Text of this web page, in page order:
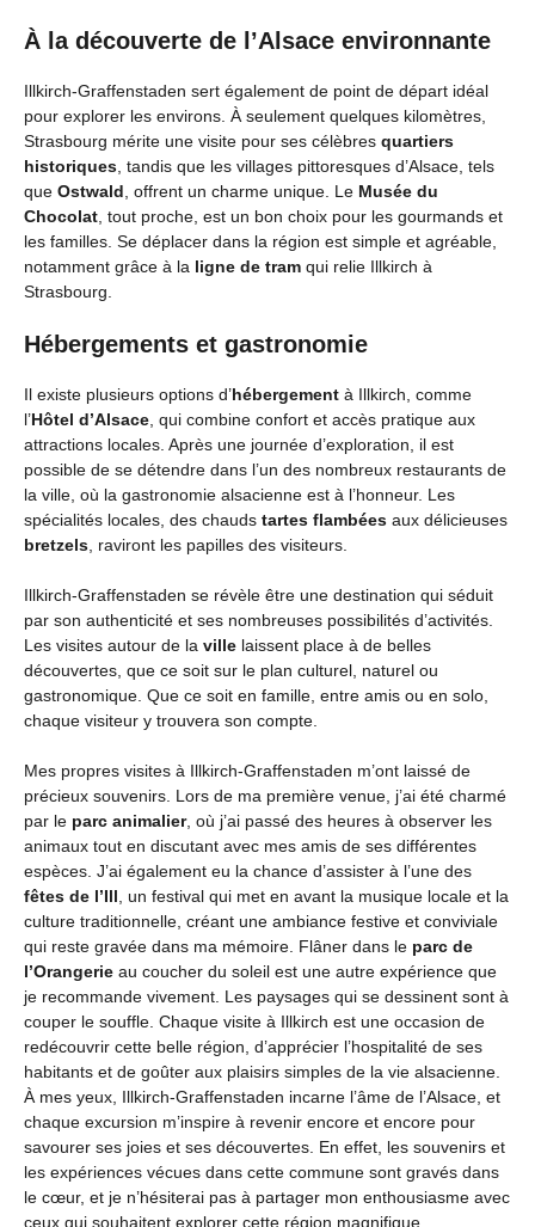
À la découverte de l’Alsace environnante
Illkirch-Graffenstaden sert également de point de départ idéal
pour explorer les environs. À seulement quelques kilomètres,
Strasbourg mérite une visite pour ses célèbres quartiers
historiques, tandis que les villages pittoresques d’Alsace, tels
que Ostwald, offrent un charme unique. Le Musée du
Chocolat, tout proche, est un bon choix pour les gourmands et
les familles. Se déplacer dans la région est simple et agréable,
notamment grâce à la ligne de tram qui relie Illkirch à
Strasbourg.
Hébergements et gastronomie
Il existe plusieurs options d’hébergement à Illkirch, comme
l’Hôtel d’Alsace, qui combine confort et accès pratique aux
attractions locales. Après une journée d’exploration, il est
possible de se détendre dans l’un des nombreux restaurants de
la ville, où la gastronomie alsacienne est à l’honneur. Les
spécialités locales, des chauds tartes flambées aux délicieuses
bretzels, raviront les papilles des visiteurs.
Illkirch-Graffenstaden se révèle être une destination qui séduit
par son authenticité et ses nombreuses possibilités d’activités.
Les visites autour de la ville laissent place à de belles
découvertes, que ce soit sur le plan culturel, naturel ou
gastronomique. Que ce soit en famille, entre amis ou en solo,
chaque visiteur y trouvera son compte.
Mes propres visites à Illkirch-Graffenstaden m’ont laissé de
précieux souvenirs. Lors de ma première venue, j’ai été charmé
par le parc animalier, où j’ai passé des heures à observer les
animaux tout en discutant avec mes amis de ses différentes
espèces. J’ai également eu la chance d’assister à l’une des
fêtes de l’Ill, un festival qui met en avant la musique locale et la
culture traditionnelle, créant une ambiance festive et conviviale
qui reste gravée dans ma mémoire. Flâner dans le parc de
l’Orangerie au coucher du soleil est une autre expérience que
je recommande vivement. Les paysages qui se dessinent sont à
couper le souffle. Chaque visite à Illkirch est une occasion de
redécouvrir cette belle région, d’apprécier l’hospitalité de ses
habitants et de goûter aux plaisirs simples de la vie alsacienne.
À mes yeux, Illkirch-Graffenstaden incarne l’âme de l’Alsace, et
chaque excursion m’inspire à revenir encore et encore pour
savourer ses joies et ses découvertes. En effet, les souvenirs et
les expériences vécues dans cette commune sont gravés dans
le cœur, et je n’hésiterai pas à partager mon enthousiasme avec
ceux qui souhaitent explorer cette région magnifique.